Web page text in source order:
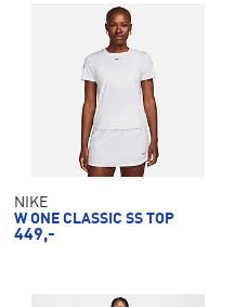
NIKE
W ONE CLASSIC SS TOP
449,-